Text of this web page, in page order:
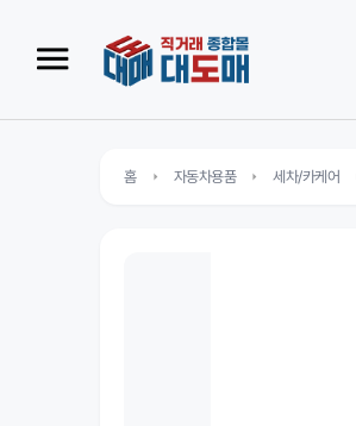
홈 자동차용품 세차/카케어